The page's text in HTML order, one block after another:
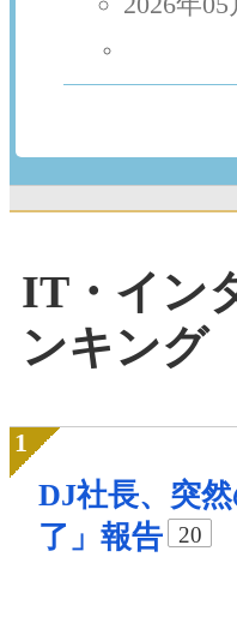
IT・イン
ンキング
DJ社長、突
了」報告
20